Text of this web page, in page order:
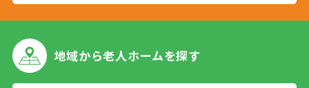
地域から老人ホームを探す